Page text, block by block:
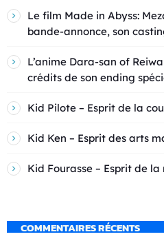
Le film Made in Abyss:
bande-annonce, son
L’anime Dara-san of
crédits de son ending
Kid Pilote – Esprit de la
Kid Ken – Esprit des arts
Kid Fourasse – Esprit de
COMMENTAIRES RÉCENTS